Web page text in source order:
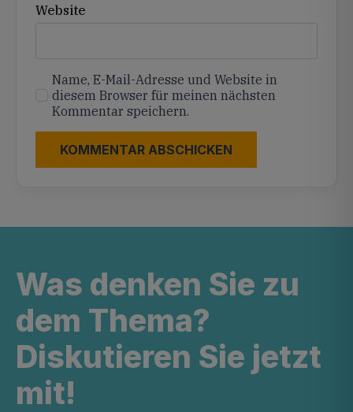
Website
Name, E-Mail-Adresse und Website in
diesem Browser für meinen nächsten
Kommentar speichern.
Was denken Sie zu
dem Thema?
Diskutieren Sie jetzt
mit!